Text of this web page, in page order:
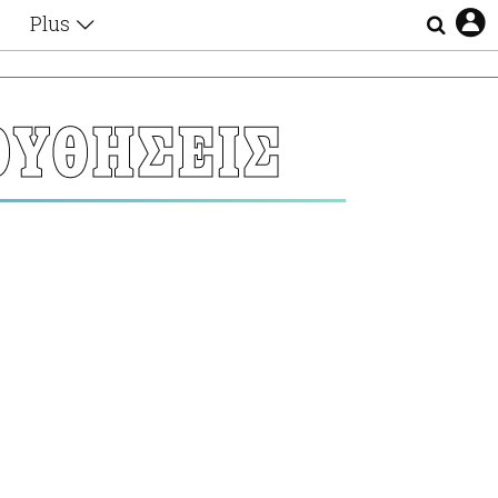
Plus
Αφιερώματα
Ζώδια